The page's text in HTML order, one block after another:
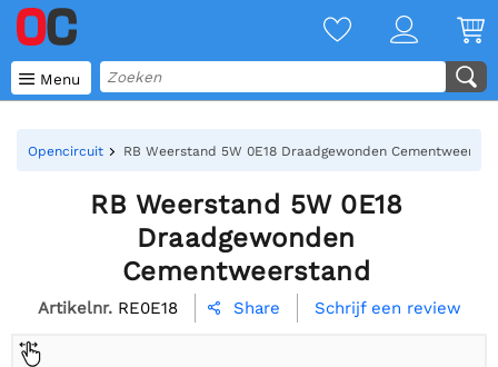
 Menu
Opencircuit RB Weerstand 5W 0E18 Draadgewonden
RB Weerstand 5W 0E18
Draadgewonden
Cementweerstand
Artikelnr. RE0E18  Share Schrijf een review